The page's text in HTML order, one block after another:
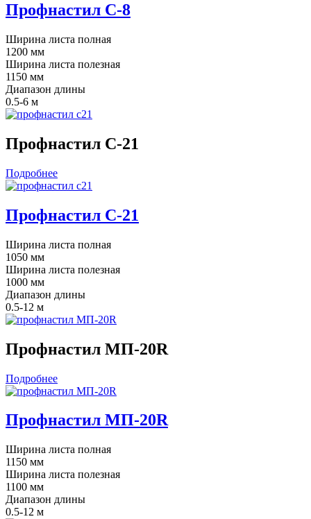
Профнастил С-8
Ширина листа полная
1200 мм
Ширина листа полезная
1150 мм
Диапазон длины
0.5-6 м
Профнастил С-21
Подробнее
Профнастил С-21
Ширина листа полная
1050 мм
Ширина листа полезная
1000 мм
Диапазон длины
0.5-12 м
Профнастил МП-20R
Подробнее
Профнастил МП-20R
Ширина листа полная
1150 мм
Ширина листа полезная
1100 мм
Диапазон длины
0.5-12 м